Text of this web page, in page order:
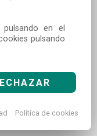
en el
pulsando
Política de cookies